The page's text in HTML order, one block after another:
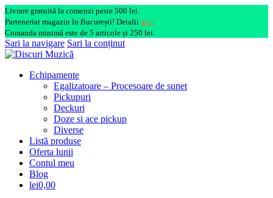
Livrare gratuită la comenzi peste 500 lei.
Parteneriat magazin în București! Detalii aici.
Comanda minimă este de 5 articole și 250 lei.
Sari la navigare Sari la conținut
Echipamente
Egalizatoare – Procesoare de sunet
Pickupuri
Deckuri
Doze si ace pickup
Diverse
Listă produse
Oferta lunii
Contul meu
Blog
lei0,00